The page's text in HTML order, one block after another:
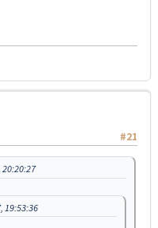
#21
19:53:36